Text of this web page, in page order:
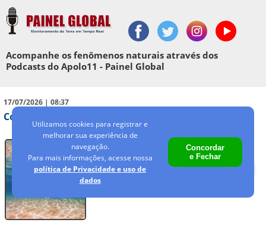
Acompanhe os fenômenos naturais através dos
Podcasts do Apolo11 - Painel Global
17/07/2026 | 08:37
Como nosso planeta vai receber o Super El Niño?
Utilizamos cookies para registrar e
melhorar sua experiência de
navegação.
Para mais informações, acesse nossa
política de Privacidade e uso de
dados
Concordar
e Fechar